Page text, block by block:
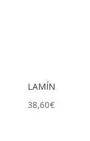
LAMÍN
38,60€